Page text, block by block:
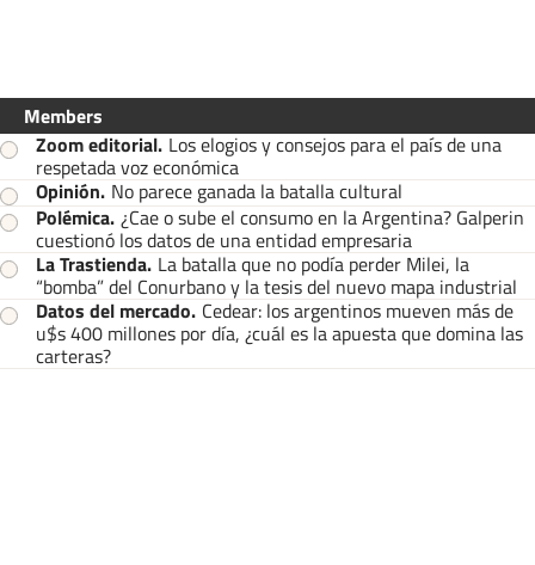
Members
Zoom editorial. Los elogios y consejos para el país de una
respetada voz económica
Opinión. No parece ganada la batalla cultural
Polémica. ¿Cae o sube el consumo en la Argentina? Galperin
cuestionó los datos de una entidad empresaria
La Trastienda. La batalla que no podía perder Milei, la
“bomba” del Conurbano y la tesis del nuevo mapa industrial
Datos del mercado. Cedear: los argentinos mueven más de
u$s 400 millones por día, ¿cuál es la apuesta que domina las
carteras?